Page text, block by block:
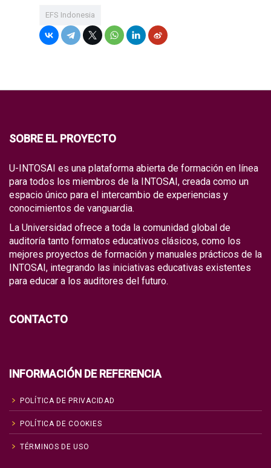
EFS Indonesia
SOBRE EL PROYECTO
U-INTOSAI es una plataforma abierta de formación en línea
para todos los miembros de la INTOSAI, creada como un
espacio único para el intercambio de experiencias y
conocimientos de vanguardia.
La Universidad ofrece a toda la comunidad global de
auditoría tanto formatos educativos clásicos, como los
mejores proyectos de formación y manuales prácticos de la
INTOSAI, integrando las iniciativas educativas existentes
para educar a los auditores del futuro.
CONTACTO
INFORMACIÓN DE REFERENCIA
POLÍTICA DE PRIVACIDAD
POLÍTICA DE COOKIES
TÉRMINOS DE USO